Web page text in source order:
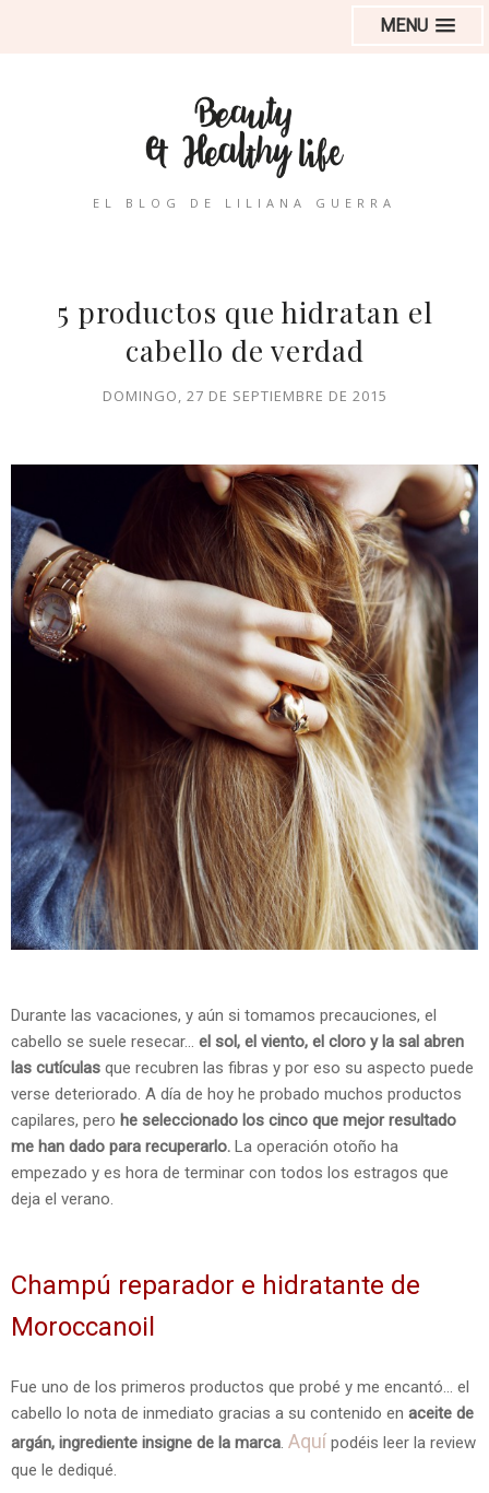
MENU
EL BLOG DE LILIANA GUERRA
5 productos que hidratan el
cabello de verdad
DOMINGO, 27 DE SEPTIEMBRE DE 2015
Durante las vacaciones, y aún si tomamos precauciones, el
cabello se suele resecar... el sol, el viento, el cloro y la sal abren
las cutículas que recubren las fibras y por eso su aspecto puede
verse deteriorado. A día de hoy he probado muchos productos
capilares, pero he seleccionado los cinco que mejor resultado
me han dado para recuperarlo. La operación otoño ha
empezado y es hora de terminar con todos los estragos que
deja el verano.
Champú reparador e hidratante de
Moroccanoil
Fue uno de los primeros productos que probé y me encantó... el
cabello lo nota de inmediato gracias a su contenido en aceite de
argán, ingrediente insigne de la marca. Aquí podéis leer la review
que le dediqué.